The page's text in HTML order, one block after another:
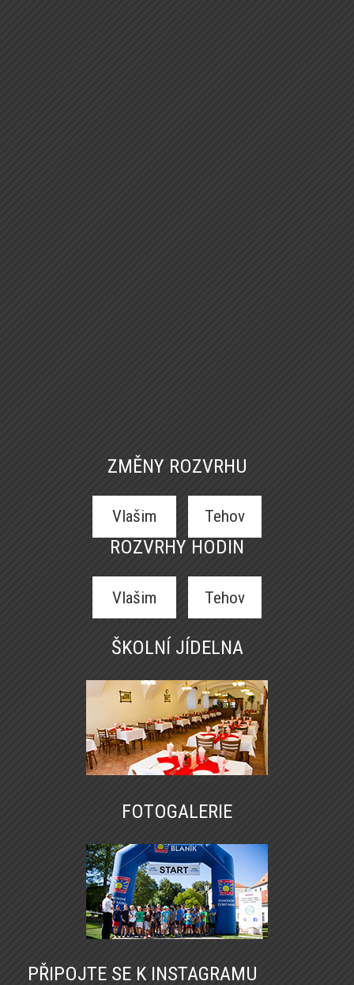
ZMĚNY ROZVRHU
Vlašim Tehov
ROZVRHY HODIN
Vlašim Tehov
ŠKOLNÍ JÍDELNA
FOTOGALERIE
PŘIPOJTE SE K INSTAGRAMU